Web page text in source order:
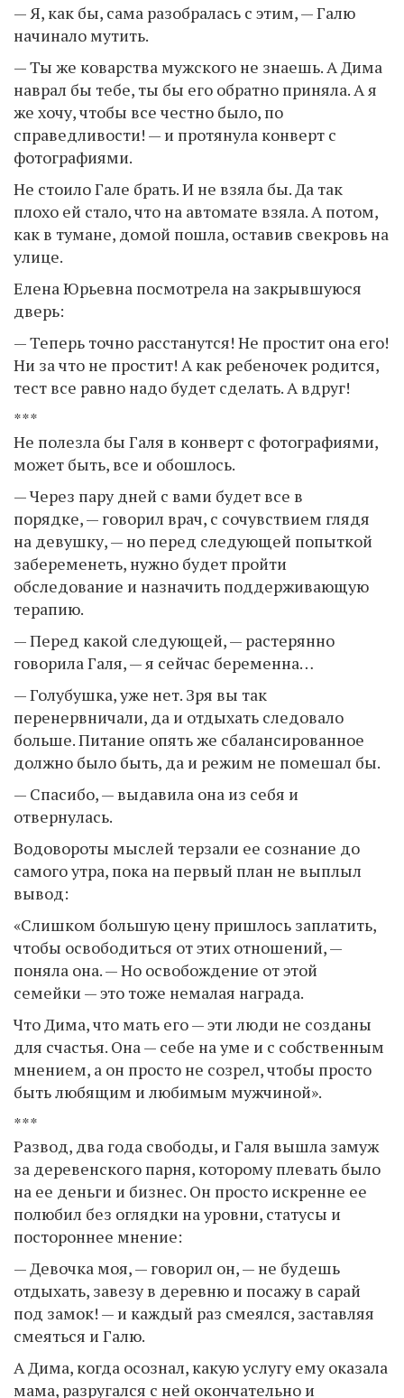
— Я, как бы, сама разобралась с этим, — Галю
начинало мутить.
— Ты же коварства мужского не знаешь. А Дима
наврал бы тебе, ты бы его обратно приняла. А я
же хочу, чтобы все честно было, по
справедливости! — и протянула конверт с
фотографиями.
Не стоило Гале брать. И не взяла бы. Да так
плохо ей стало, что на автомате взяла. А потом,
как в тумане, домой пошла, оставив свекровь на
улице.
Елена Юрьевна посмотрела на закрывшуюся
дверь:
— Теперь точно расстанутся! Не простит она его!
Ни за что не простит! А как ребеночек родится,
тест все равно надо будет сделать. А вдруг!
***
Не полезла бы Галя в конверт с фотографиями,
может быть, все и обошлось.
— Через пару дней с вами будет все в
порядке, — говорил врач, с сочувствием глядя
на девушку, — но перед следующей попыткой
забеременеть, нужно будет пройти
обследование и назначить поддерживающую
терапию.
— Перед какой следующей, — растерянно
говорила Галя, — я сейчас беременна…
— Голубушка, уже нет. Зря вы так
перенервничали, да и отдыхать следовало
больше. Питание опять же сбалансированное
должно было быть, да и режим не помешал бы.
— Спасибо, — выдавила она из себя и
отвернулась.
Водовороты мыслей терзали ее сознание до
самого утра, пока на первый план не выплыл
вывод:
«Слишком большую цену пришлось заплатить,
чтобы освободиться от этих отношений, —
поняла она. — Но освобождение от этой
семейки — это тоже немалая награда.
Что Дима, что мать его — эти люди не созданы
для счастья. Она — себе на уме и с собственным
мнением, а он просто не созрел, чтобы просто
быть любящим и любимым мужчиной».
***
Развод, два года свободы, и Галя вышла замуж
за деревенского парня, которому плевать было
на ее деньги и бизнес. Он просто искренне ее
полюбил без оглядки на уровни, статусы и
постороннее мнение:
— Девочка моя, — говорил он, — не будешь
отдыхать, завезу в деревню и посажу в сарай
под замок! — и каждый раз смеялся, заставляя
смеяться и Галю.
А Дима, когда осознал, какую услугу ему оказала
мама, разругался с ней окончательно и